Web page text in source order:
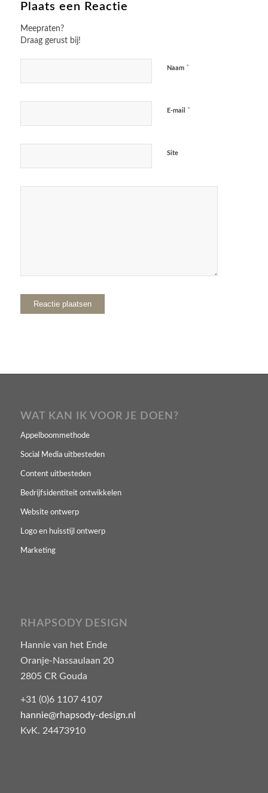
Plaats een Reactie
Meepraten?
Draag gerust bij!
Naam *
E-mail *
Site
WAT KAN IK VOOR JE DOEN?
Appelboommethode
Social Media uitbesteden
Content uitbesteden
Bedrijfsidentiteit ontwikkelen
Website ontwerp
Logo en huisstijl ontwerp
Marketing
RHAPSODY DESIGN
Hannie van het Ende
Oranje-Nassaulaan 20
2805 CR Gouda
+31 (0)6 1107 4107
hannie@rhapsody-design.nl
KvK. 24473910